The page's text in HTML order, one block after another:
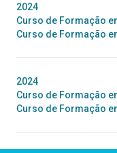
2024
Curso de Formação
Curso de Formação
2024
Curso de Formação
Curso de Formação